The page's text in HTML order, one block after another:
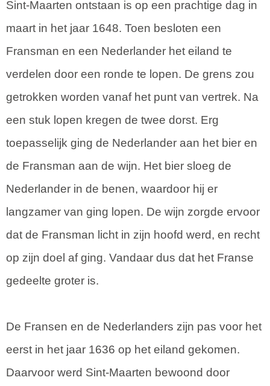
Sint-Maarten ontstaan is op een prachtige dag in
maart in het jaar 1648. Toen besloten een
Fransman en een Nederlander het eiland te
verdelen door een ronde te lopen. De grens zou
getrokken worden vanaf het punt van vertrek. Na
een stuk lopen kregen de twee dorst. Erg
toepasselijk ging de Nederlander aan het bier en
de Fransman aan de wijn. Het bier sloeg de
Nederlander in de benen, waardoor hij er
langzamer van ging lopen. De wijn zorgde ervoor
dat de Fransman licht in zijn hoofd werd, en recht
op zijn doel af ging. Vandaar dus dat het Franse
gedeelte groter is.
De Fransen en de Nederlanders zijn pas voor het
eerst in het jaar 1636 op het eiland gekomen.
Daarvoor werd Sint-Maarten bewoond door